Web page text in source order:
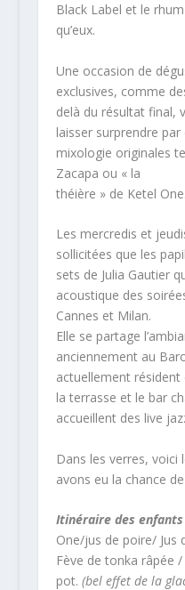
Black Label et le
qu’eux.
Une occasion de
exclusives, comme
delà du résultat final,
laisser surprendre
mixologie originales
Zacapa ou « la
théière » de Ketel One.
Les mercredis et
sollicitées que les
sets de Julia Gautier
acoustique des
Cannes et Milan.
Elle se partage
anciennement au
actuellement résident
la terrasse et le bar
accueillent des live
Dans les verres, voici
avons eu la chance
Itinéraire des
One/jus de poire/ Jus
Fève de tonka râpée
pot. (bel effet de la